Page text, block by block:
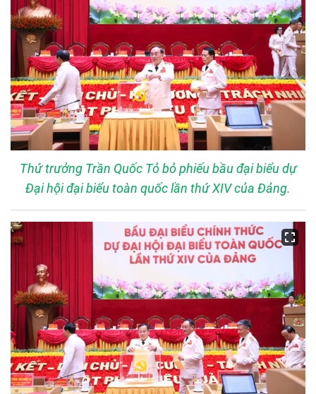
Thứ trưởng Trần Quốc Tỏ bỏ phiếu bầu đại biểu dự
Đại hội đại biểu toàn quốc lần thứ XIV của Đảng.